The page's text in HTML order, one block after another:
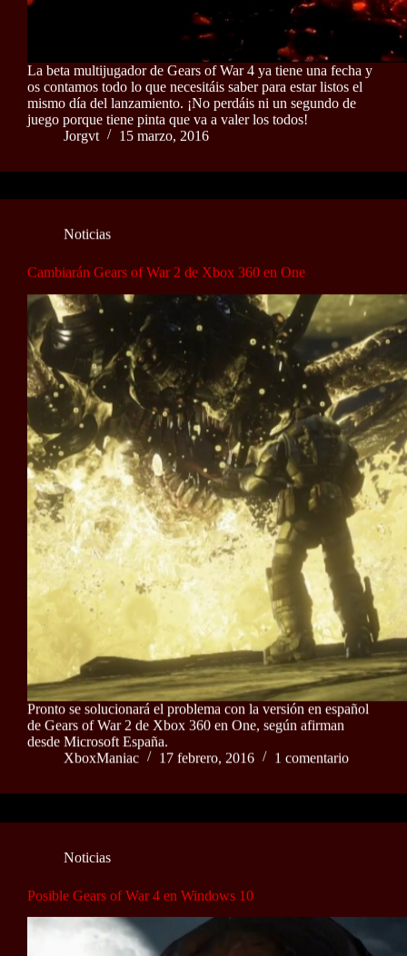
La beta multijugador de Gears of War 4 ya tiene una fecha y
os contamos todo lo que necesitáis saber para estar listos el
mismo día del lanzamiento. ¡No perdáis ni un segundo de
juego porque tiene pinta que va a valer los todos!
Jorgvt
15 marzo, 2016
Noticias
Cambiarán Gears of War 2 de Xbox 360 en One
Pronto se solucionará el problema con la versión en español
de Gears of War 2 de Xbox 360 en One, según afirman
desde Microsoft España.
XboxManiac
17 febrero, 2016 1 comentario
Noticias
Posible Gears of War 4 en Windows 10